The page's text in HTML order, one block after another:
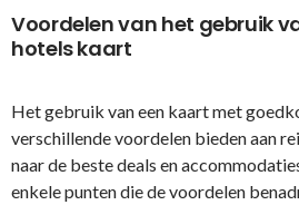
Voordelen van het gebruik
hotels kaart
Het gebruik van een kaart met
verschillende voordelen bieden aan
naar de beste deals en
enkele punten die de voordelen